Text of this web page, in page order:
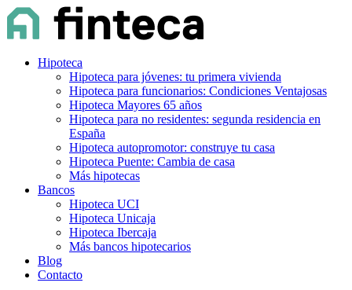
Hipoteca
Hipoteca para jóvenes: tu primera vivienda
Hipoteca para funcionarios: Condiciones Ventajosas
Hipoteca Mayores 65 años
Hipoteca para no residentes: segunda residencia en
España
Hipoteca autopromotor: construye tu casa
Hipoteca Puente: Cambia de casa
Más hipotecas
Bancos
Hipoteca UCI
Hipoteca Unicaja
Hipoteca Ibercaja
Más bancos hipotecarios
Blog
Contacto